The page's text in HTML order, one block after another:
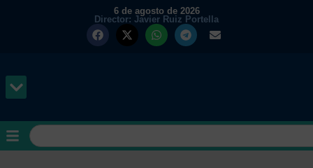
6 de agosto de 2026
Director: Javier Ruiz Portella